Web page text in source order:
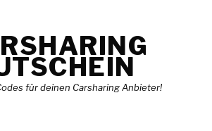
für deinen Carsharing Anbieter!